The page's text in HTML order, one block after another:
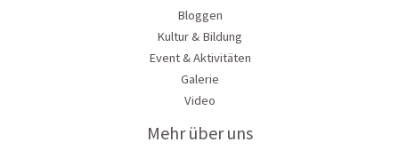
Bloggen
Kultur & Bildung
Event & Aktivitäten
Galerie
Video
Mehr über uns